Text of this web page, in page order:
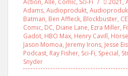
Action, Alle, Comic, Sci-Fi 2021 ,
Adams, Audioprodukt,
Batman, Ben Affleck, Blockbuster,
Comic, DC, Diane Lane, Ezra Miller,
Gadot, HBO Max, Henry Cavill,
Jason Momoa, Jeremy Irons, Jesse
Podcast, Ray Fisher, Sci-Fi, Special,
Snyder